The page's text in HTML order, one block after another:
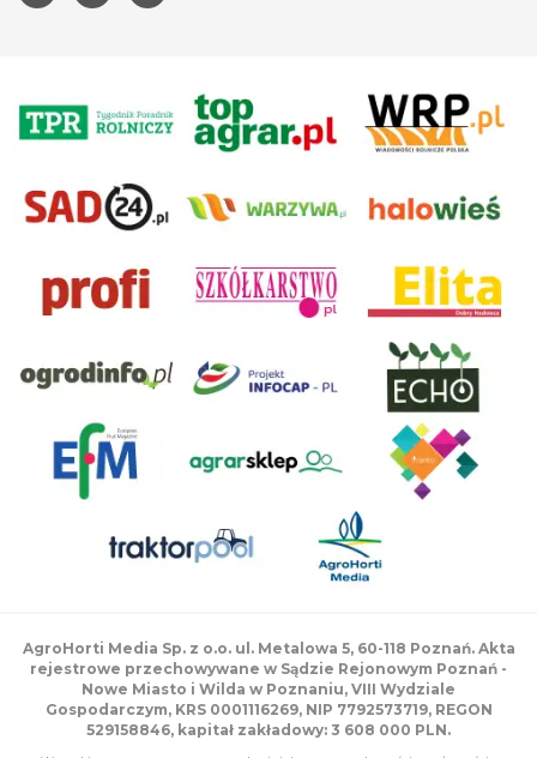
AgroHorti Media Sp. z o.o. ul. Metalowa 5, 60-118 Poznań. Akta
rejestrowe przechowywane w Sądzie Rejonowym Poznań -
Nowe Miasto i Wilda w Poznaniu, VIII Wydziale
Gospodarczym, KRS 0001116269, NIP 7792573719, REGON
529158846, kapitał zakładowy: 3 608 000 PLN.